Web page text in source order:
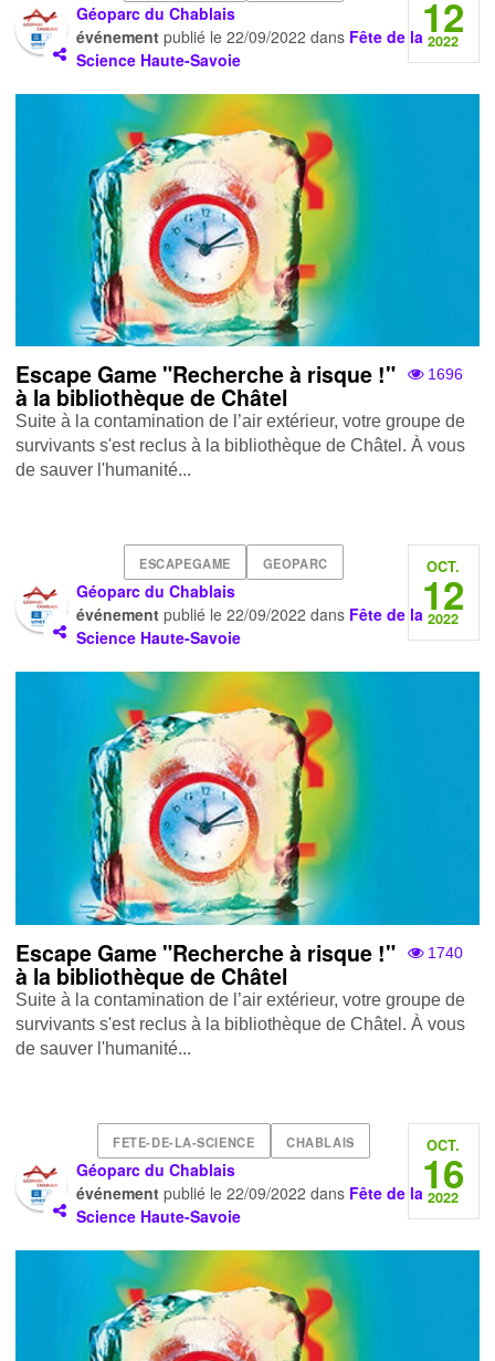
Géoparc du Chablais
événement publié le22/09/2022 dans Fête de la
Science Haute-Savoie
12
2022
1696
Escape Game "Recherche à risque !"
à la bibliothèque de Châtel
Suite à la contamination de l’air extérieur, votre groupe de
survivants s'est reclus à la bibliothèque de Châtel. À vous
de sauver l'humanité...
ESCAPEGAME GEOPARC
Géoparc du Chablais
événement publié le22/09/2022 dans Fête de la
Science Haute-Savoie
OCT.
12
2022
1740
Escape Game "Recherche à risque !"
à la bibliothèque de Châtel
Suite à la contamination de l’air extérieur, votre groupe de
survivants s'est reclus à la bibliothèque de Châtel. À vous
de sauver l'humanité...
FETE-DE-LA-SCIENCE CHABLAIS
Géoparc du Chablais
événement publié le22/09/2022 dans Fête de la
Science Haute-Savoie
OCT.
16
2022